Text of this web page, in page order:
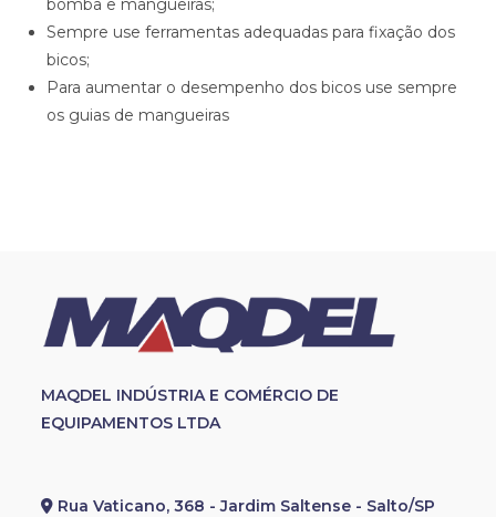
bomba e mangueiras;
Sempre use ferramentas adequadas para fixação dos
bicos;
Para aumentar o desempenho dos bicos use sempre
os guias de mangueiras
MAQDEL INDÚSTRIA E COMÉRCIO DE
EQUIPAMENTOS LTDA
Rua Vaticano, 368 - Jardim Saltense - Salto/SP